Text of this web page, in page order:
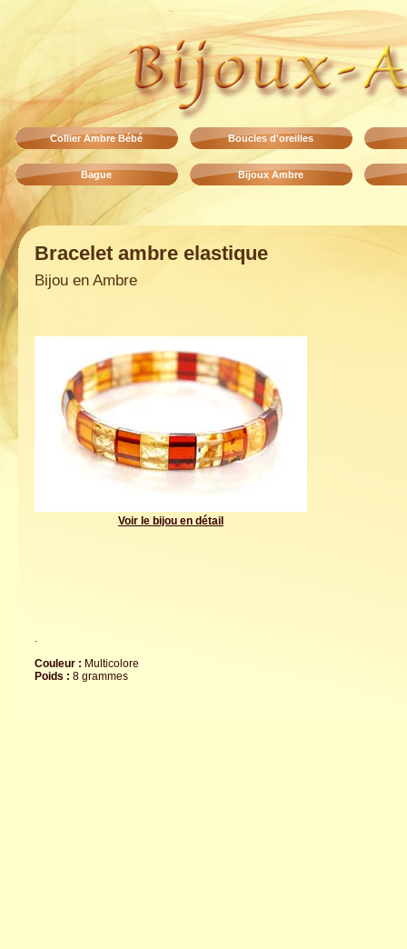
Collier Ambre Bébé Boucles d'oreilles
Bague Bijoux Ambre
Bracelet ambre elastique
Bijou en Ambre
Voir le bijou en détail
.
Couleur : Multicolore
Poids : 8 grammes